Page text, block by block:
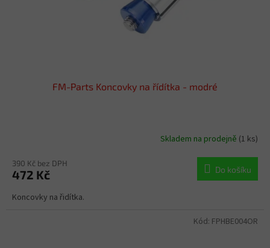
FM-Parts Koncovky na řídítka - modré
Skladem na prodejně (1 ks)
390 Kč bez DPH
472 Kč Do košíku
Koncovky na řidítka.
Kód: FPHBE004OR